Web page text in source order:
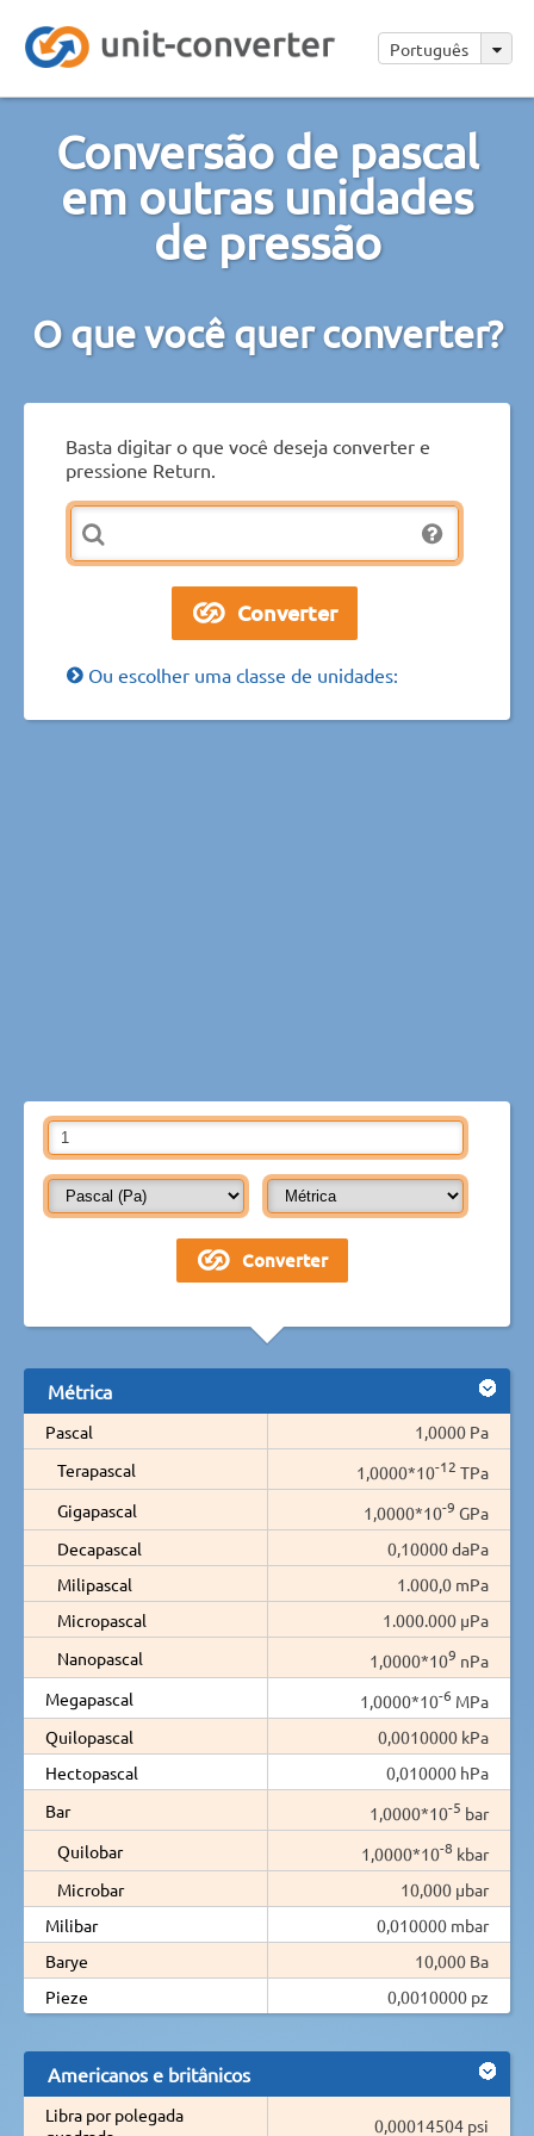
Português
Conversão de pascal
em outras unidades
de pressão
O que você quer converter?
Basta digitar o que você deseja converter e
pressione Return.
Ou escolher uma classe de unidades:
Métrica
Pascal
1,0000 Pa
Terapascal
1,0000*10-12 TPa
Gigapascal
1,0000*10-9 GPa
Decapascal
0,10000 daPa
Milipascal
1.000,0 mPa
Micropascal
1.000.000 µPa
Nanopascal
1,0000*109 nPa
Megapascal
1,0000*10-6 MPa
Quilopascal
0,0010000 kPa
Hectopascal
0,010000 hPa
Bar
1,0000*10-5 bar
Quilobar
1,0000*10-8 kbar
Microbar
10,000 µbar
Milibar
0,010000 mbar
Barye
10,000 Ba
Pieze
0,0010000 pz
Americanos e britânicos
Libra por polegada
0,00014504 psi